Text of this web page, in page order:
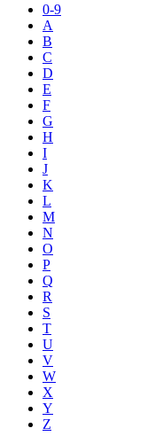
0-9
A
B
C
D
E
F
G
H
I
J
K
L
M
N
O
P
Q
R
S
T
U
V
W
X
Y
Z